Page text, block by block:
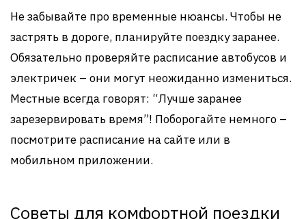
Не забывайте про временные нюансы. Чтобы не
застрять в дороге, планируйте поездку заранее.
Обязательно проверяйте расписание автобусов и
электричек – они могут неожиданно измениться.
Местные всегда говорят: “Лучше заранее
зарезервировать время”! Поборогайте немного –
посмотрите расписание на сайте или в
мобильном приложении.
Советы для комфортной поездки